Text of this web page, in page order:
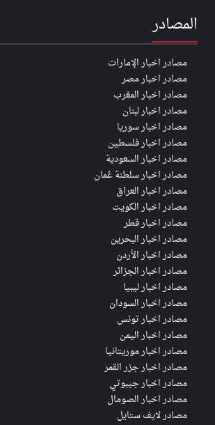
المصادر
مصادر اخبار الإمارات
مصادر اخبار مصر
مصادر اخبار المغرب
مصادر اخبار لبنان
مصادر اخبار سوريا
مصادر اخبار فلسطين
مصادر اخبار السعودية
مصادر اخبار سلطنة عُمان
مصادر اخبار العراق
مصادر اخبار الكويت
مصادر اخبار قطر
مصادر اخبار البحرين
مصادر اخبار الأردن
مصادر اخبار الجزائر
مصادر اخبار ليبيا
مصادر اخبار السودان
مصادر اخبار تونس
مصادر اخبار اليمن
مصادر اخبار موريتانيا
مصادر اخبار جزر القمر
مصادر اخبار جيبوتي
مصادر اخبار الصومال
مصادر لايف ستايل